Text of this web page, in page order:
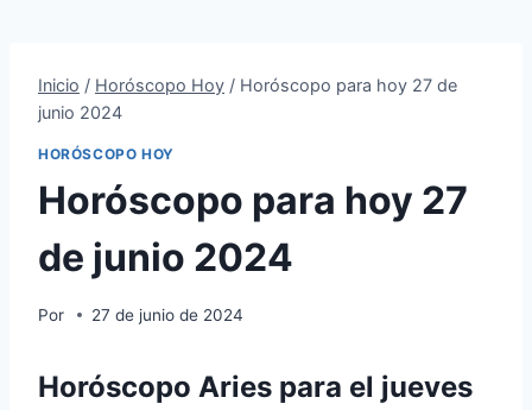
Inicio / Horóscopo Hoy / Horóscopo para hoy 27 de
junio 2024
HORÓSCOPO HOY
Horóscopo para hoy 27
de junio 2024
Por 27 de junio de 2024
Horóscopo Aries para el jueves